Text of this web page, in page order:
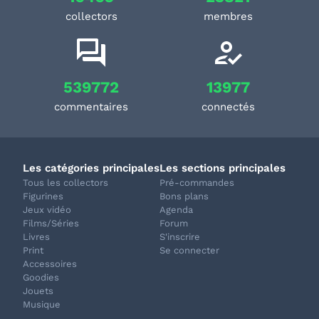
collectors membres
539772
commentaires
13977
connectés
Les catégories principales
Tous les collectors
Figurines
Jeux vidéo
Films/Séries
Livres
Print
Accessoires
Goodies
Jouets
Musique
Les sections principales
Pré-commandes
Bons plans
Agenda
Forum
S'inscrire
Se connecter